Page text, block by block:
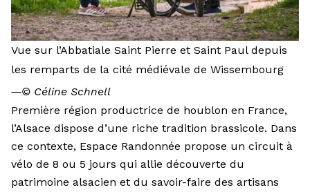
Vue sur l’Abbatiale Saint Pierre et Saint Paul depuis
les remparts de la cité médiévale de Wissembourg
―© Céline Schnell
Première région productrice de houblon en France,
l’Alsace dispose d’une riche tradition brassicole. Dans
ce contexte, Espace Randonnée propose un circuit à
vélo de 8 ou 5 jours qui allie découverte du
patrimoine alsacien et du savoir-faire des artisans